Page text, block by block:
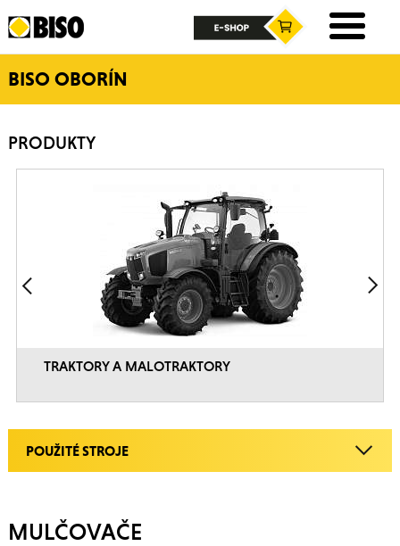
BISO OBORÍN
PRODUKTY
TRAKTORY A MALOTRAKTORY
POUŽITÉ STROJE
MULČOVAČE